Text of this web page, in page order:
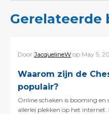
Gerelateerde
Door JacquelineW op May 5,
Waarom zijn de
populair?
Online schaken is booming en
allerlei plekken op het